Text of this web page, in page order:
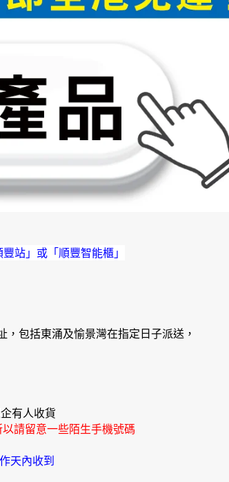
站」或「順豐智能櫃」
包括東涌及愉景灣在指定日子派送，
有人收貨
請留意一些陌生手機號碼
天內收到